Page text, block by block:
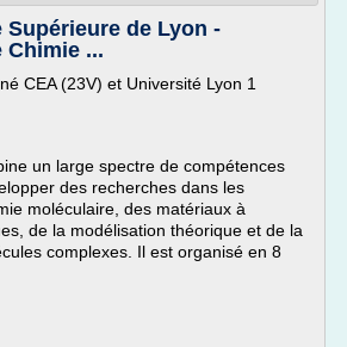
Supérieure de Lyon -
Chimie ...
CEA (23V) et Université Lyon 1
un large spectre de compétences
des recherches dans les
moléculaire, des matériaux à
de la modélisation théorique et de la
complexes. Il est organisé en 8